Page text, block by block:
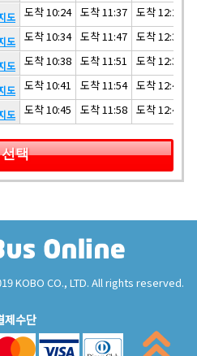
도 도착 10:24 도착 11:37 도착 12:24
도 도착 10:34 도착 11:47 도착 12:34
도 도착 10:38 도착 11:51 도착 12:38
도 도착 10:41 도착 11:54 도착 12:41
도 도착 10:45 도착 11:58 도착 12:45
선택
KOBO CO., LTD. All rights reserved.
제수단